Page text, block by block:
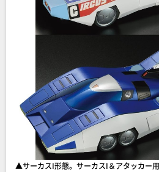
▲サーカスI形態。サーカスI＆アタッカー